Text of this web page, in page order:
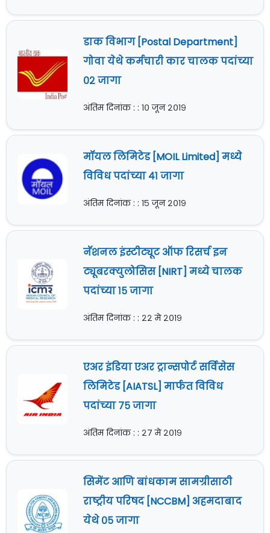
डाक विभाग [Postal Department]
गोवा येथे कर्मचारी कार चालक पदांच्या
०२ जागा
अंतिम दिनांक : : १० जून २०१९
मॉयल लिमिटेड [MOIL Limited] मध्ये
विविध पदांच्या ४१ जागा
अंतिम दिनांक : : १५ जून २०१९
नॅशनल इंस्टीट्यूट ऑफ रिसर्च इन
ट्यूबरक्युलोसिस [NIRT] मध्ये चालक
पदांच्या १५ जागा
अंतिम दिनांक : : २२ मे २०१९
एअर इंडिया एअर ट्रान्सपोर्ट सर्विसेस
लिमिटेड [AIATSL] मार्फत विविध
पदांच्या ७५ जागा
अंतिम दिनांक : : २७ मे २०१९
सिमेंट आणि बांधकाम सामग्रीसाठी
राष्ट्रीय परिषद [NCCBM] अहमदाबाद
येथे ०५ जागा